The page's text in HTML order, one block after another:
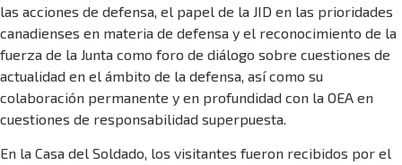
las acciones de defensa, el papel de la JID en las prioridades
canadienses en materia de defensa y el reconocimiento de la
fuerza de la Junta como foro de diálogo sobre cuestiones de
actualidad en el ámbito de la defensa, así como su
colaboración permanente y en profundidad con la OEA en
cuestiones de responsabilidad superpuesta.
En la Casa del Soldado, los visitantes fueron recibidos por el